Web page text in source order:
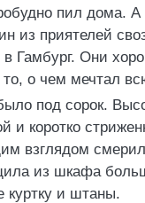
пил дома.
из приятелей
Гамбург. Они
о чем мечтал
под сорок.
и коротко
взглядом
из шкафа
куртку и штаны.